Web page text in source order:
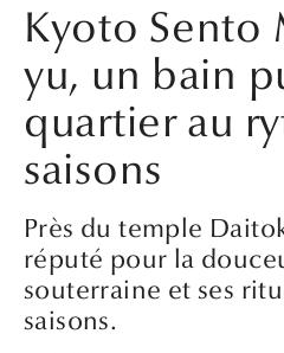
Kyoto Sento
yu, un bain
quartier au
saisons
Près du temple
réputé pour la
souterraine et ses
saisons.